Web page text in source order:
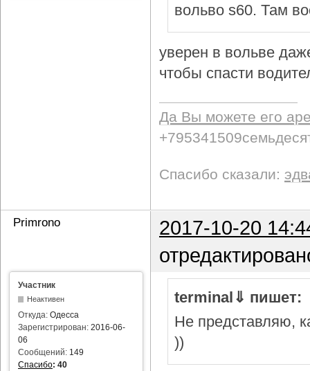
вольво s60. Там
уверен в вольве
чтобы спасти
Да Вы можете его
Спасибо сказали:
Primrono
2017-10-20
Участник
Неактивен
Откуда: Одесса
Зарегистрирован: 2016-06-
06
Сообщений: 149
Спасибо: 40
terminal⇓ пишет:
Не представляю,
))